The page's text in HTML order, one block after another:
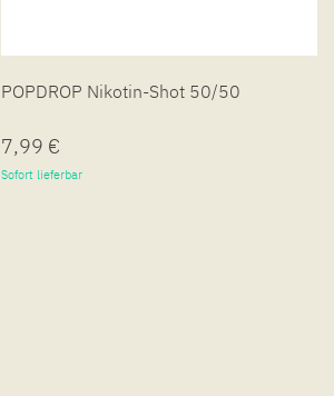
POPDROP Nikotin-Shot 50/50
7,99 €
Sofort lieferbar